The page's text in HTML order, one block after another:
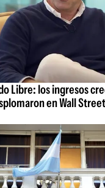
Libre: los ingresos
en Wall Street